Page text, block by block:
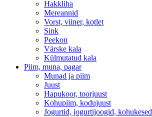
Hakkliha
Mereannid
Vorst, viiner, kotlet
Sink
Peekon
Värske kala
Külmutatud kala
Piim, muna, pagar
Munad ja piim
Juust
Hapukoor, toorjuust
Kohupiim, kodujuust
Jogurtid, jogurtijoogid, kohukesed